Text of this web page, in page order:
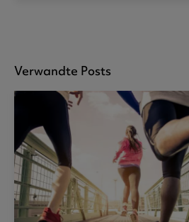
Verwandte Posts